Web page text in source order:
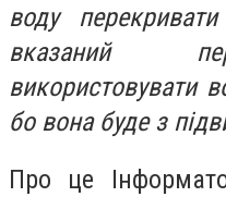
воду
вказаний
використовувати
бо вона буде з
Про це